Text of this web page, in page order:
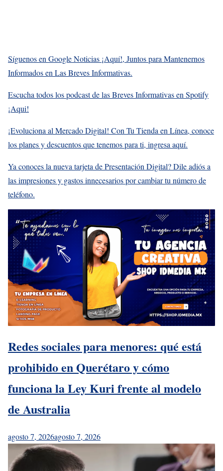
Síguenos en Google Noticias ¡Aquí!, Juntos para Mantenernos
Informados en Las Breves Informativas.
Escucha todos los podcast de las Breves Informativas en Spotify
¡Aqui!
¡Evoluciona al Mercado Digital! Con Tu Tienda en Línea, conoce
los planes y descuentos que tenemos para ti, ingresa aquí.
Ya conoces la nueva tarjeta de Presentación Digital? Dile adiós a
las impresiones y gastos innecesarios por cambiar tu número de
teléfono.
Redes sociales para menores: qué está
prohibido en Querétaro y cómo
funciona la Ley Kuri frente al modelo
de Australia
agosto 7, 2026agosto 7, 2026